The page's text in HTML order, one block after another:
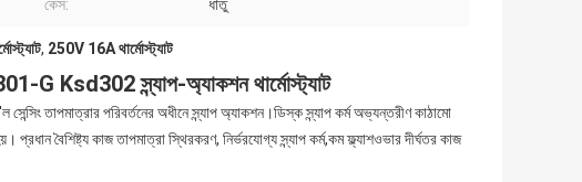
কেস: ধাতু
, 250V 16A থার্মোস্ট্যাট
G Ksd302 স্ন্যাপ-অ্যাকশন থার্মোস্ট্যাট
তাপমাত্রার পরিবর্তনের অধীনে স্ন্যাপ অ্যাকশন।ডিস্ক স্ন্যাপ কর্ম অভ্যন্তরীণ কাঠামো
প্রধান বৈশিষ্ট্য কাজ তাপমাত্রা স্থিরকরণ, নির্ভরযোগ্য স্ন্যাপ কর্ম,কম ফ্ল্যাশওভার দীর্ঘতর কাজ